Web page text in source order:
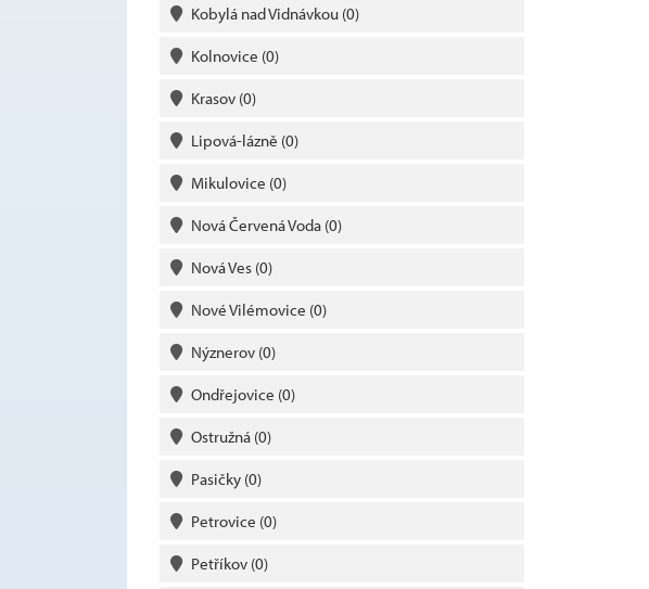
Kobylá nad Vidnávkou (0)
Kolnovice (0)
Krasov (0)
Lipová-lázně (0)
Mikulovice (0)
Nová Červená Voda (0)
Nová Ves (0)
Nové Vilémovice (0)
Nýznerov (0)
Ondřejovice (0)
Ostružná (0)
Pasičky (0)
Petrovice (0)
Petříkov (0)